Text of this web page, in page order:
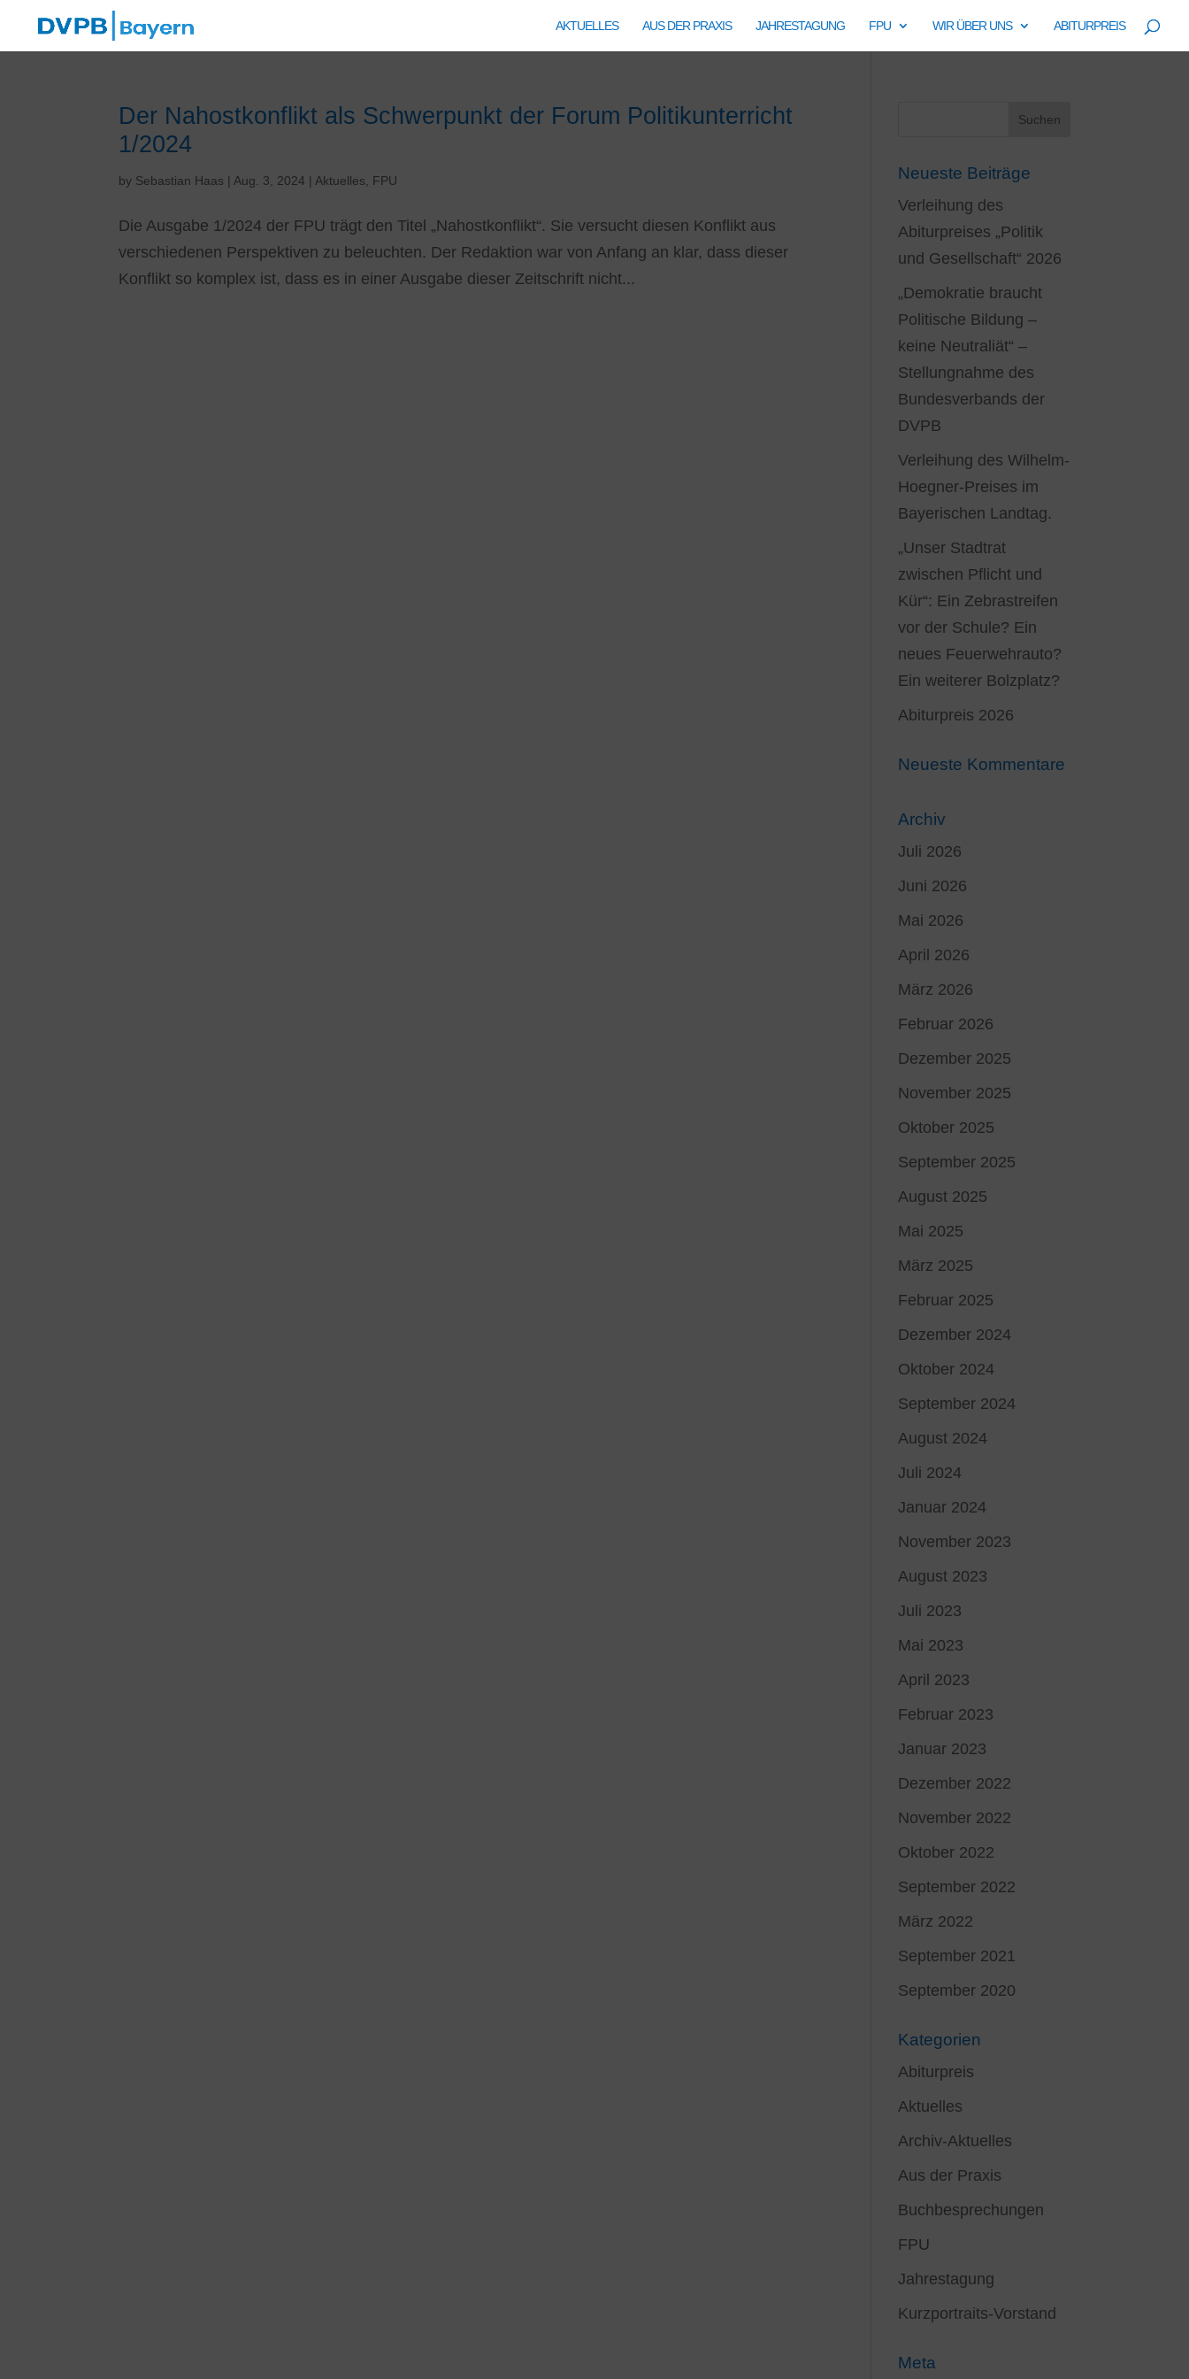
AKTUELLES AUS DER PRAXIS JAHRESTAGUNG FPU WIR ÜBER UNS ABITURPREIS
Der Nahostkonflikt als Schwerpunkt der Forum Politikunterricht
1/2024
by Sebastian Haas | Aug. 3, 2024 | Aktuelles FPU
Die Ausgabe 1/2024 der FPU trägt den Titel „Nahostkonflikt“. Sie versucht diesen Konflikt aus
verschiedenen Perspektiven zu beleuchten. Der Redaktion war von Anfang an klar, dass dieser
Konflikt so komplex ist, dass es in einer Ausgabe dieser Zeitschrift nicht...
Neueste Beiträge
Verleihung des
Abiturpreises „Politik
und Gesellschaft“ 2026
„Demokratie braucht
Politische Bildung –
keine Neutraliät“ –
Stellungnahme des
Bundesverbands der
DVPB
Verleihung des Wilhelm-
Hoegner-Preises im
Bayerischen Landtag.
„Unser Stadtrat
zwischen Pflicht und
Kür“: Ein Zebrastreifen
vor der Schule? Ein
neues Feuerwehrauto?
Ein weiterer Bolzplatz?
Abiturpreis 2026
Neueste Kommentare
Archiv
Juli 2026
Juni 2026
Mai 2026
April 2026
März 2026
Februar 2026
Dezember 2025
November 2025
Oktober 2025
September 2025
August 2025
Mai 2025
März 2025
Februar 2025
Dezember 2024
Oktober 2024
September 2024
August 2024
Juli 2024
Januar 2024
November 2023
August 2023
Juli 2023
Mai 2023
April 2023
Februar 2023
Januar 2023
Dezember 2022
November 2022
Oktober 2022
September 2022
März 2022
September 2021
September 2020
Kategorien
Abiturpreis
Aktuelles
Archiv-Aktuelles
Aus der Praxis
Buchbesprechungen
FPU
Jahrestagung
Kurzportraits-Vorstand
Meta